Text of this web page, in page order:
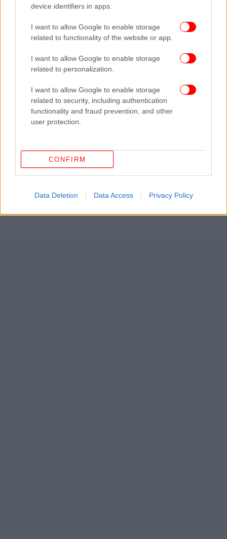
device identifiers in apps.
I want to allow Google to enable storage
related to functionality of the website or app.
I want to allow Google to enable storage
related to personalization.
I want to allow Google to enable storage
related to security, including authentication
functionality and fraud prevention, and other
user protection.
CONFIRM
Data Deletion Data Access Privacy Policy